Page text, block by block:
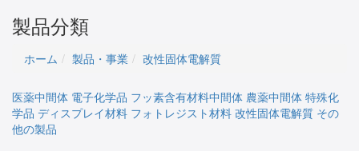
製品分類
ホーム 製品・事業 改性固体電解質
医薬中間体 電子化学品 フッ素含有材料中間体 農薬中間体 特殊化
学品 ディスプレイ材料 フォトレジスト材料 改性固体電解質 その
他の製品